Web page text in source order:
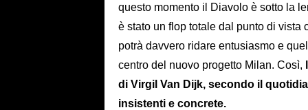
questo momento il Diavolo è sotto la
è stato un flop totale dal punto di vista
potrà davvero ridare entusiasmo e
centro del nuovo progetto Milan. Così,
di Virgil Van Dijk, secondo il
insistenti e concrete.